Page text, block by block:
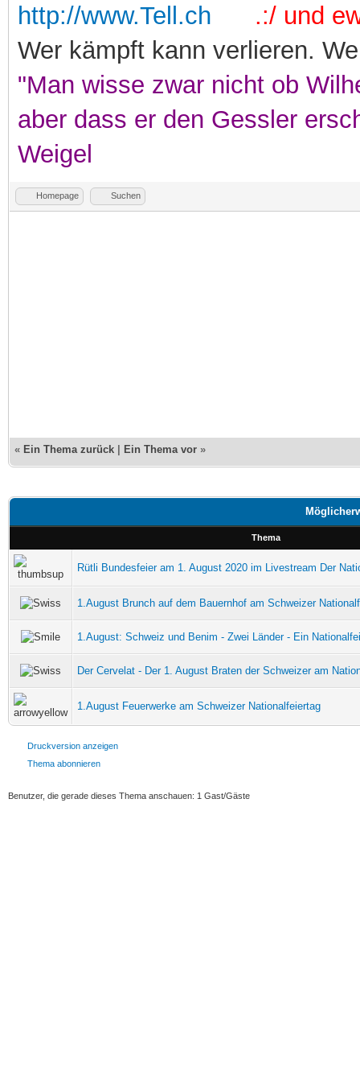
http://www.Tell.ch
.:/ und
Wer kämpft kann verlieren.
"Man wisse zwar nicht ob
aber dass er den Gessler
Weigel
Homepage Suchen
« Ein Thema zurück Ein Thema vor »
Thema
Rütli Bundesfeier am 1. August 2020 im Livestream Der
1.August Brunch auf dem Bauernhof am Schweizer
1.August: Schweiz und Benim - Zwei Länder - Ein
Der Cervelat - Der 1. August Braten der Schweizer am
1.August Feuerwerke am Schweizer Nationalfeiertag
Druckversion anzeigen
Thema abonnieren
Benutzer, die gerade dieses Thema anschauen: 1 Gast/Gäste